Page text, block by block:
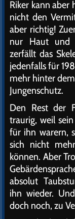
Riker kann
nicht den
aber richtig!
nur Haut und
zerfällt das
jedenfalls für
mehr hinter
Jungenschutz.
Den Rest der
traurig, weil
für ihn warern,
sich nicht
können. Aber
absolut
ihn wieder.
doch noch, zu